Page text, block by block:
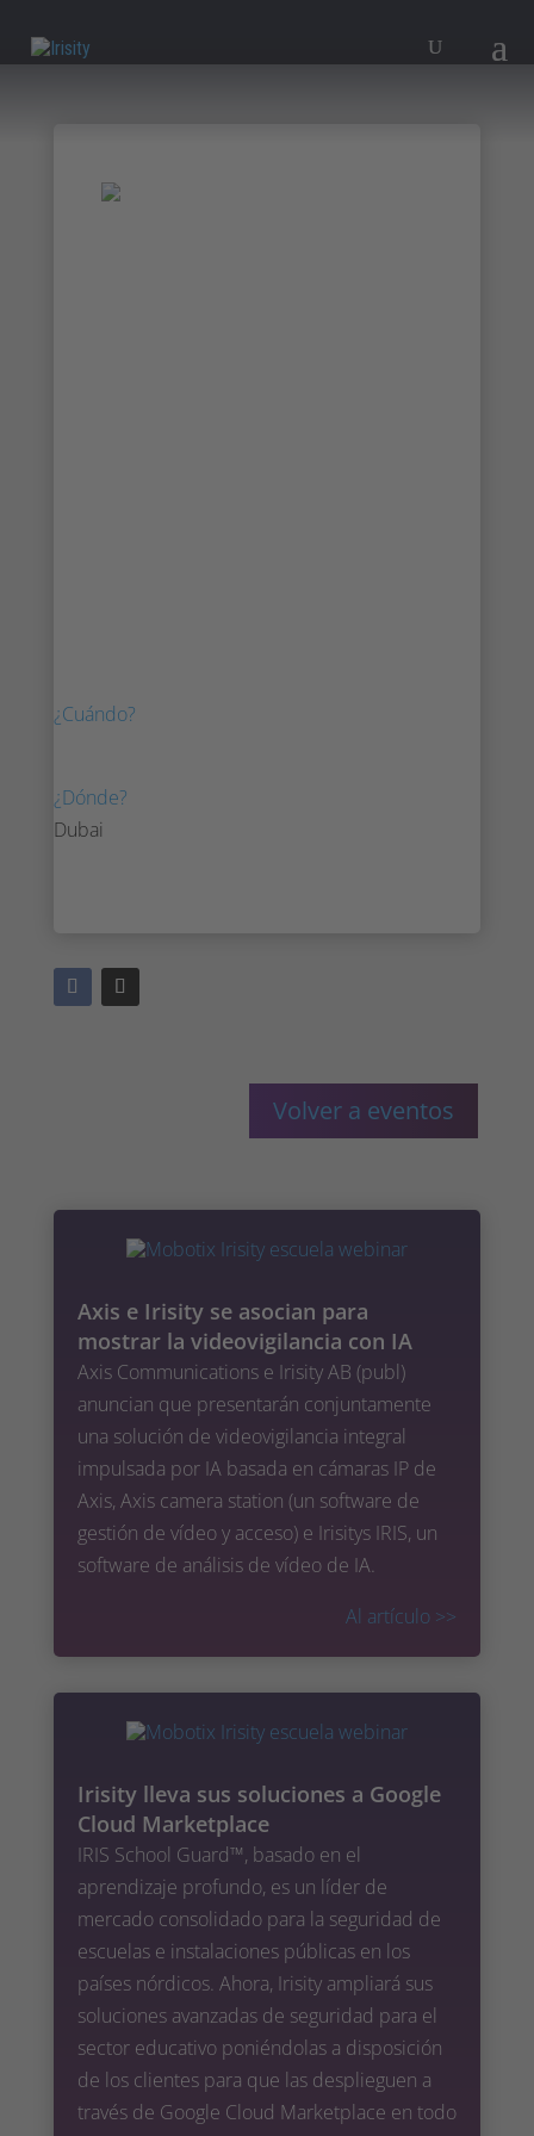
¿Cuándo?
¿Dónde?
Dubai
Volver a eventos
Axis e Irisity se asocian para
mostrar la videovigilancia con IA
Axis Communications e Irisity AB (publ)
anuncian que presentarán conjuntamente
una solución de videovigilancia integral
impulsada por IA basada en cámaras IP de
Axis, Axis camera station (un software de
gestión de vídeo y acceso) e Irisitys IRIS, un
software de análisis de vídeo de IA.
Al artículo >>
Irisity lleva sus soluciones a Google
Cloud Marketplace
IRIS School Guard™, basado en el
aprendizaje profundo, es un líder de
mercado consolidado para la seguridad de
escuelas e instalaciones públicas en los
países nórdicos. Ahora, Irisity ampliará sus
soluciones avanzadas de seguridad para el
sector educativo poniéndolas a disposición
de los clientes para que las desplieguen a
través de Google Cloud Marketplace en todo